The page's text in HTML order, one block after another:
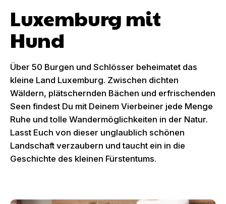
Luxemburg mit
Hund
Über 50 Burgen und Schlösser beheimatet das
kleine Land Luxemburg. Zwischen dichten
Wäldern, plätschernden Bächen und erfrischenden
Seen findest Du mit Deinem Vierbeiner jede Menge
Ruhe und tolle Wandermöglichkeiten in der Natur.
Lasst Euch von dieser unglaublich schönen
Landschaft verzaubern und taucht ein in die
Geschichte des kleinen Fürstentums.